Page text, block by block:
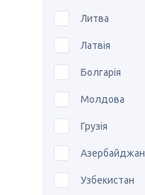
Литва
Латвія
Болгарія
Молдова
Грузія
Азербайджан
Узбекистан